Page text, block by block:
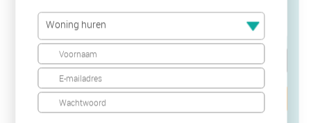
Woning huren